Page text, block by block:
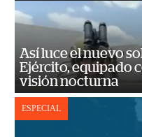
Así luce el nuevo
Ejército, equipado
visión nocturna
ESPECIAL